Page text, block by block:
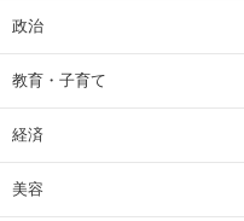
政治
教育・子育て
経済
美容